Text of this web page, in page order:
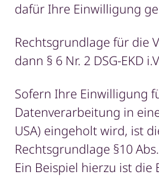
dafür Ihre Einwilligung
Rechtsgrundlage für die
dann § 6 Nr. 2 DSG-EKD
Sofern Ihre Einwilligung
Datenverarbeitung in
USA) eingeholt wird, ist
Rechtsgrundlage §10 Abs.
Ein Beispiel hierzu ist die